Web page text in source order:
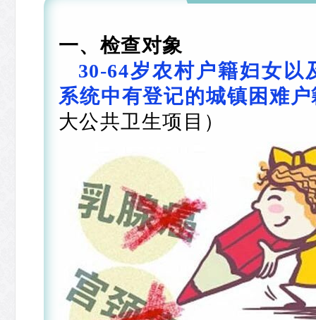
一、检查对象
30-64岁农村户籍妇女以
系统中有登记的城镇困难
大公共卫生项目）